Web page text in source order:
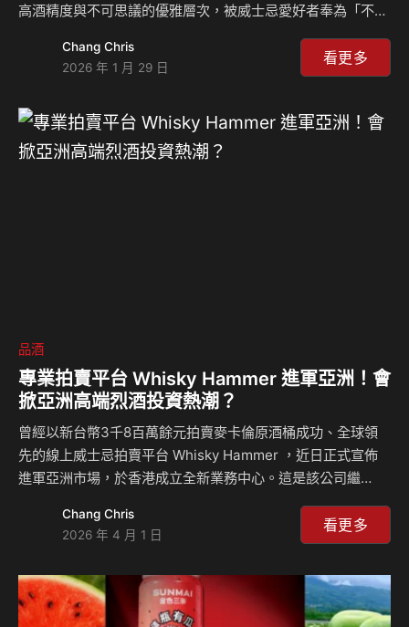
高酒精度與不可思議的優雅層次，被威士忌愛好者奉為「不可
酒廠即將在台灣寫下全新里程碑——台灣首次推出奧特摩單桶
裝瓶。本次推出的奧特摩台灣限定單桶，全球限量 240 瓶，
時間的極致追求，展現頂級泥煤威士忌與台灣藏家品味的深度
對話，也成為台灣威士忌市場中極具價值的收藏級作品。 跨
Chang Chris
2026 年 1 月 29 日
看更多
品酒
專業拍賣平台 Whisky Hammer 進軍亞洲！會
掀亞洲高端烈酒投資熱潮？
曾經以新台幣3千8百萬餘元拍賣麥卡倫原酒桶成功、全球領
先的線上威士忌拍賣平台 Whisky Hammer ，近日正式宣佈
進軍亞洲市場，於香港成立全新業務中心。這是該公司繼
外擴展行動，這也代表此間來自蘇格蘭的家族企業，正積極加
速其全球化佈局。 聯手在地專業儲存，打造「無縫」拍賣體
酒類儲存服務商 13 Degrees 紅酒倉 建立策略夥伴關係。透
過此中心，亞洲地區的收藏家將能享受在地化的專業服務，包
Chang Chris
2026 年 4 月 1 日
看更多